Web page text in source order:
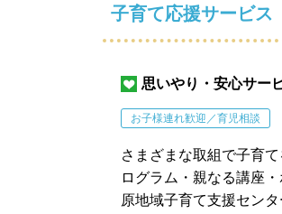
子育て応援サービス
思いやり・安心サー
お子様連れ歓迎／育児相談
さまざまな取組で子育
ログラム・親なる講座
原地域子育て支援セン